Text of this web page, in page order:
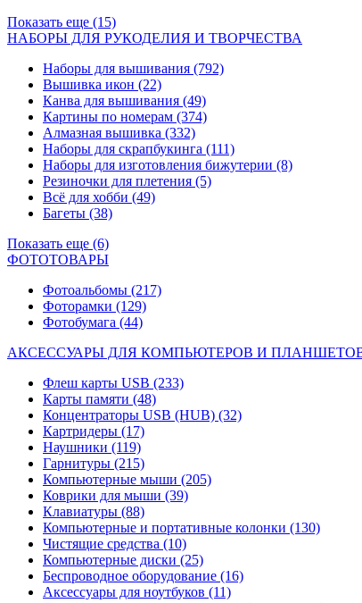
Показать еще (15)
НАБОРЫ ДЛЯ РУКОДЕЛИЯ И ТВОРЧЕСТВА
Наборы для вышивания (792)
Вышивка икон (22)
Канва для вышивания (49)
Картины по номерам (374)
Алмазная вышивка (332)
Наборы для скрапбукинга (111)
Наборы для изготовления бижутерии (8)
Резиночки для плетения (5)
Всё для хобби (49)
Багеты (38)
Показать еще (6)
ФОТОТОВАРЫ
Фотоальбомы (217)
Фоторамки (129)
Фотобумага (44)
АКСЕССУАРЫ ДЛЯ КОМПЬЮТЕРОВ И
Флеш карты USB (233)
Карты памяти (48)
Концентраторы USB (HUB) (32)
Картридеры (17)
Наушники (119)
Гарнитуры (215)
Компьютерные мыши (205)
Коврики для мыши (39)
Клавиатуры (88)
Компьютерные и портативные колонки (130)
Чистящие средства (10)
Компьютерные диски (25)
Беспроводное оборудование (16)
Аксессуары для ноутбуков (11)